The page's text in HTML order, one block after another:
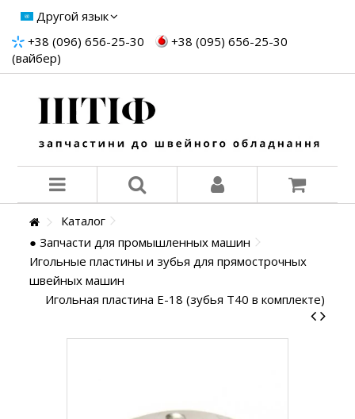
Другой язык
+38 (096) 656-25-30
+38 (095) 656-25-30
(вайбер)
Каталог
● Запчасти для промышленных машин
Игольные пластины и зубья для прямострочных
швейных машин
Игольная пластина E-18 (зубья T40 в комплекте)